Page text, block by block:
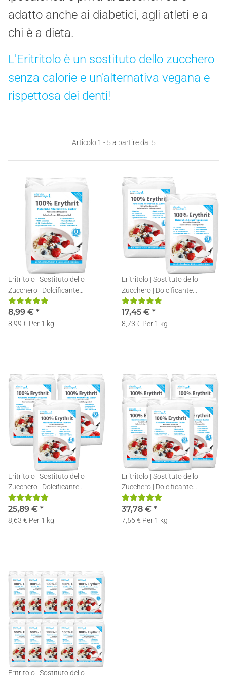
adatto anche ai diabetici, agli atleti e a
chi è a dieta.
L'Eritritolo è un sostituto dello zucchero
senza calorie e un'alternativa vegana e
rispettosa dei denti!
Articolo 1 - 5 a partire dal 5
Eritritolo | Sostituto dello
Zucchero | Dolcificante
Naturale | Senza Calorie | 1 kg
8,99 € *
8,99 € Per 1 kg
Eritritolo | Sostituto dello
Zucchero | Dolcificante
Naturale | Senza Calorie |
2x1kg
17,45 € *
8,73 € Per 1 kg
Eritritolo | Sostituto dello
Zucchero | Dolcificante
Naturale | Senza Calorie |
3x1kg
25,89 € *
8,63 € Per 1 kg
Eritritolo | Sostituto dello
Zucchero | Dolcificante
Naturale | Senza Calorie |
5x1kg
37,78 € *
7,56 € Per 1 kg
Eritritolo | Sostituto dello